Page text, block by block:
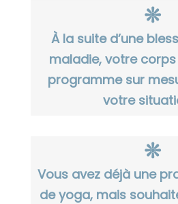
❊
À la suite d’une
maladie, votre
programme sur
votre
❊
Vous avez déjà une
de yoga, mais